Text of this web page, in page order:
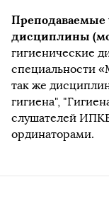
дисциплины
гигиенические
специальности
так же
гигиена",
слушателей
ординаторами.